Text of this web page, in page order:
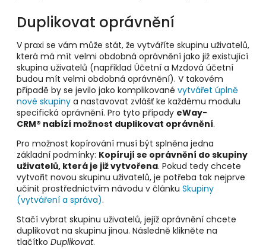
Duplikovat oprávnění
V praxi se vám může stát, že vytváříte skupinu uživatelů,
která má mít velmi obdobná oprávnění jako již existující
skupina uživatelů (například Účetní a Mzdová účetní
budou mít velmi obdobná oprávnění). V takovém
případě by se jevilo jako komplikované vytvářet úplně
nové skupiny a nastavovat zvlášť ke každému modulu
specifická oprávnění. Pro tyto případy eWay-
CRM® nabízí možnost duplikovat oprávnění.
Pro možnost kopírování musí být splněna jedna
základní podmínky: Kopírují se oprávnění do skupiny
uživatelů, která je již vytvořena. Pokud tedy chcete
vytvořit novou skupinu uživatelů, je potřeba tak nejprve
učinit prostřednictvím návodu v článku Skupiny
(vytváření a správa).
Stačí vybrat skupinu uživatelů, jejíž oprávnění chcete
duplikovat na skupinu jinou. Následně klikněte na
tlačítko Duplikovat.